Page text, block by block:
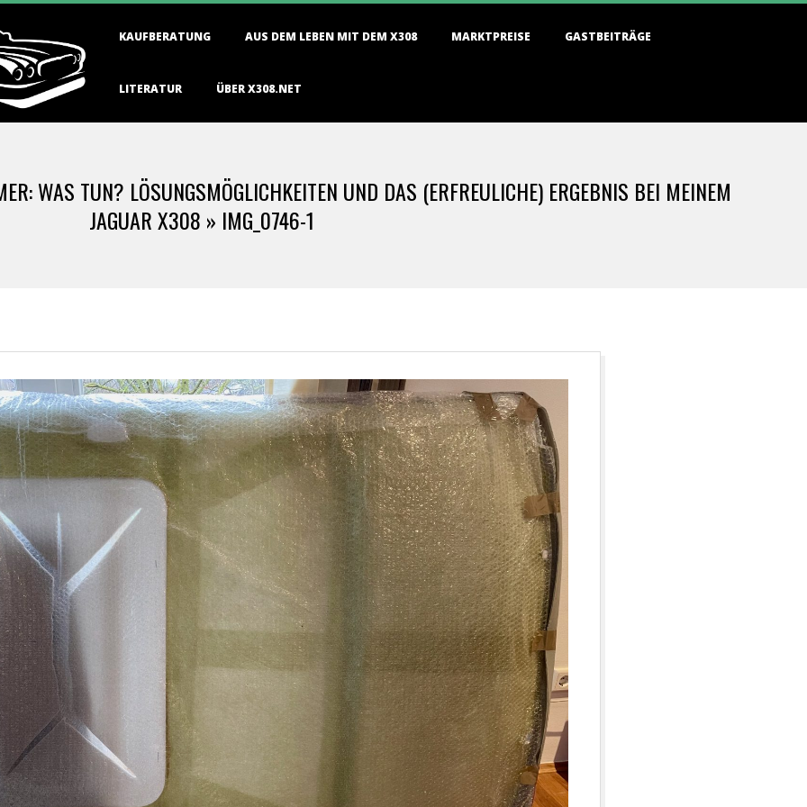
KAUFBERATUNG AUS DEM LEBEN MIT DEM X308 MARKTPREISE GASTBEITRÄGE
LITERATUR ÜBER X308.NET
WAS TUN? LÖSUNGSMÖGLICHKEITEN UND DAS (ERFREULICHE) ERGEBNIS BEI MEINEM
JAGUAR X308 » IMG_0746-1